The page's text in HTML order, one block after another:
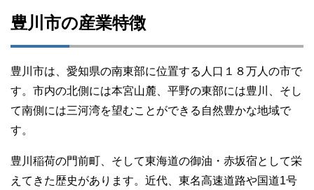
豊川市の産業特徴
豊川市は、愛知県の南東部に位置する人口１８万人の市で
す。市内の北側には本宮山麓、平野の東部には豊川、そし
て南側には三河湾を望むことができる自然豊かな地域で
す。
豊川稲荷の門前町、そして東海道の御油・赤坂宿として栄
えてきた歴史があります。近代、東名高速道路や国道1号